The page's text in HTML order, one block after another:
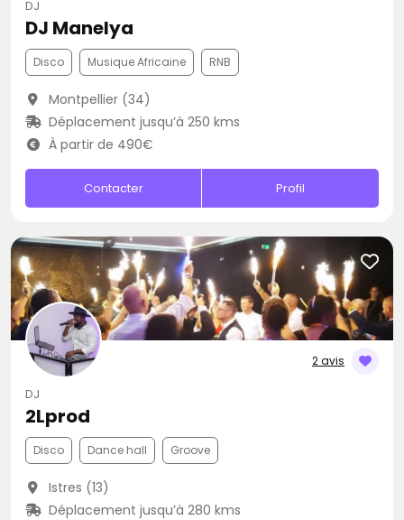
DJ
DJ Manelya
Disco Musique Africaine RNB
Montpellier (34)
Déplacement jusqu’à 250 kms
À partir de 490€
Contacter Profil
2 avis
DJ
2Lprod
Disco Dance hall Groove
Istres (13)
Déplacement jusqu’à 280 kms